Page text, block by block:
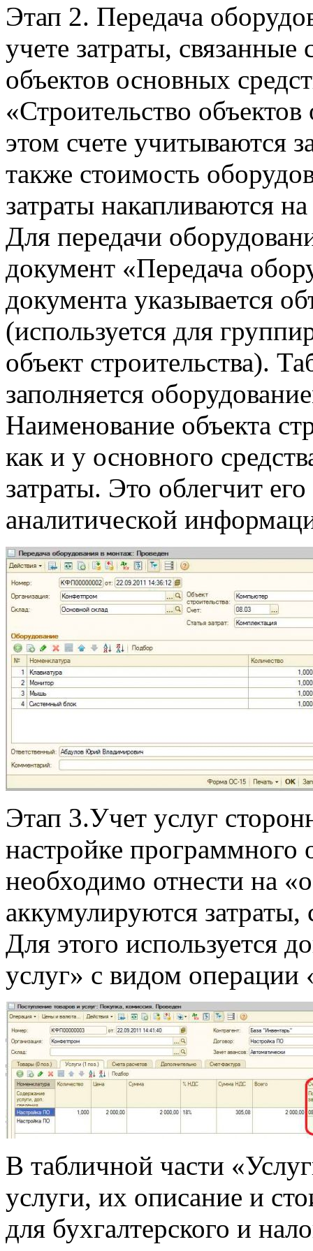
Этап 2. Передача
учете затраты,
объектов основных
«Строительство
этом счете учитываются
также стоимость
затраты накапливаются
Для передачи
документ «Передача
документа указывается
(используется для
объект строительства).
заполняется
Наименование объекта
как и у основного
затраты. Это облегчит
аналитической
Этап 3.Учет услуг
настройке программного
необходимо отнести на
аккумулируются
Для этого используется
услуг» с видом
В табличной части
услуги, их описание и
для бухгалтерского и